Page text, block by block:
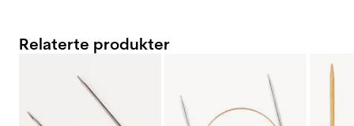
Relaterte produkter